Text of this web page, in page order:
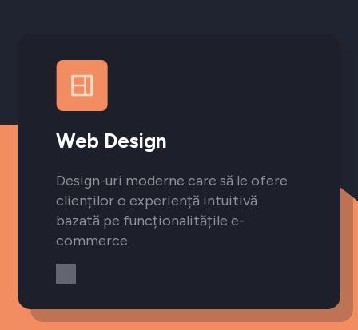
Web Design
Design-uri moderne care să le ofere
clienților o experiență intuitivă
bazată pe funcționalitățile e-
commerce.